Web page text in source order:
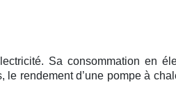
Sa consommation en
rendement d’une pompe à